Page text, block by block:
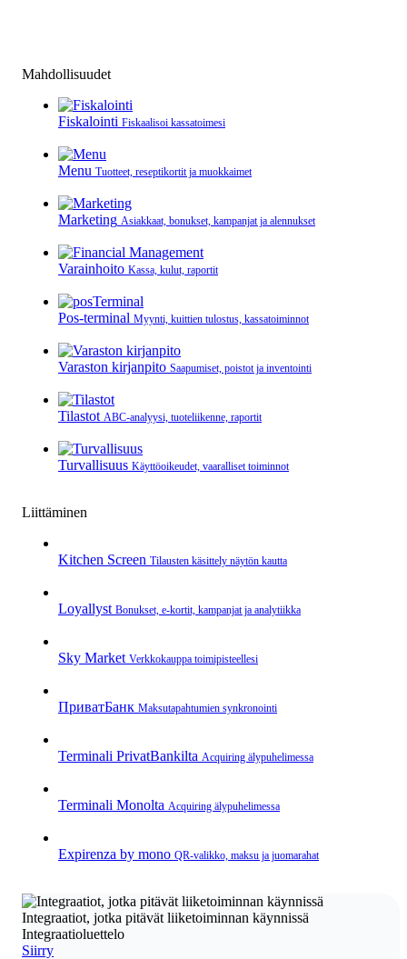
Mahdollisuudet
Fiskalointi Fiskaalisoi kassatoimesi
Menu Tuotteet, reseptikortit ja muokkaimet
Marketing Asiakkaat, bonukset, kampanjat ja alennukset
Varainhoito Kassa, kulut, raportit
Pos-terminal Myynti, kuittien tulostus, kassatoiminnot
Varaston kirjanpito Saapumiset, poistot ja inventointi
Tilastot ABC-analyysi, tuoteliikenne, raportit
Turvallisuus Käyttöoikeudet, vaaralliset toiminnot
Liittäminen
Kitchen Screen Tilausten käsittely näytön kautta
Loyallyst Bonukset, e‑kortit, kampanjat ja analytiikka
Sky Market Verkkokauppa toimipisteellesi
ПриватБанк Maksutapahtumien synkronointi
Terminali PrivatBankilta Acquiring älypuhelimessa
Terminali Monolta Acquiring älypuhelimessa
Expirenza by mono QR‑valikko, maksu ja juomarahat
Integraatiot, jotka pitävät liiketoiminnan käynnissä
Integraatioluettelo
Siirry